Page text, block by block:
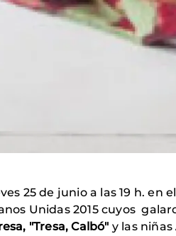
25 de junio a las 19 h. en
Unidas 2015 cuyos
"Tresa, Calbó" y las niñas